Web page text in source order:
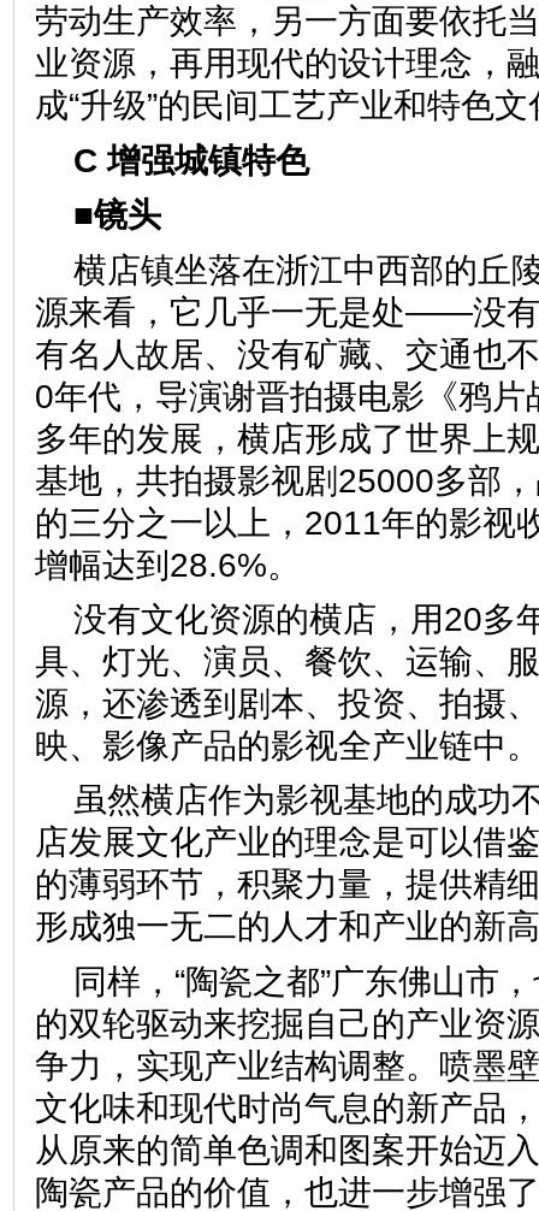
劳动生产效率，另一方面要依托
业资源，再用现代的设计理念，
成“升级”的民间工艺产业和特
C 增强城镇特色
■镜头
横店镇坐落在浙江中西部的丘
源来看，它几乎一无是处——没
有名人故居、没有矿藏、交通也
0年代，导演谢晋拍摄电影《鸦
多年的发展，横店形成了世界上
基地，共拍摄影视剧25000多部
的三分之一以上，2011年的影视
增幅达到28.6%。
没有文化资源的横店，用20多
具、灯光、演员、餐饮、运输、
源，还渗透到剧本、投资、拍摄
映、影像产品的影视全产业
虽然横店作为影视基地的成功
店发展文化产业的理念是可以借
的薄弱环节，积聚力量，提供精
形成独一无二的人才和产业
同样，“陶瓷之都”广东佛山市
的双轮驱动来挖掘自己的产业资
争力，实现产业结构调整。喷墨
文化味和现代时尚气息的新产品
从原来的简单色调和图案开始迈
陶瓷产品的价值，也进一步增